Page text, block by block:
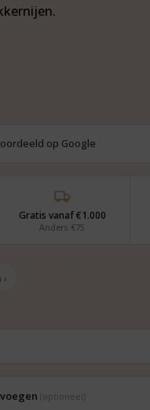
op Google
Gratis vanaf €1.000
Anders €75
(optioneel)